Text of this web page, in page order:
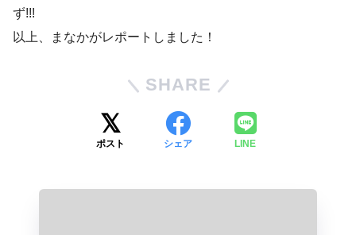
ず!!!
以上、まなかがレポートしました！
SHARE
ポスト シェア LINE